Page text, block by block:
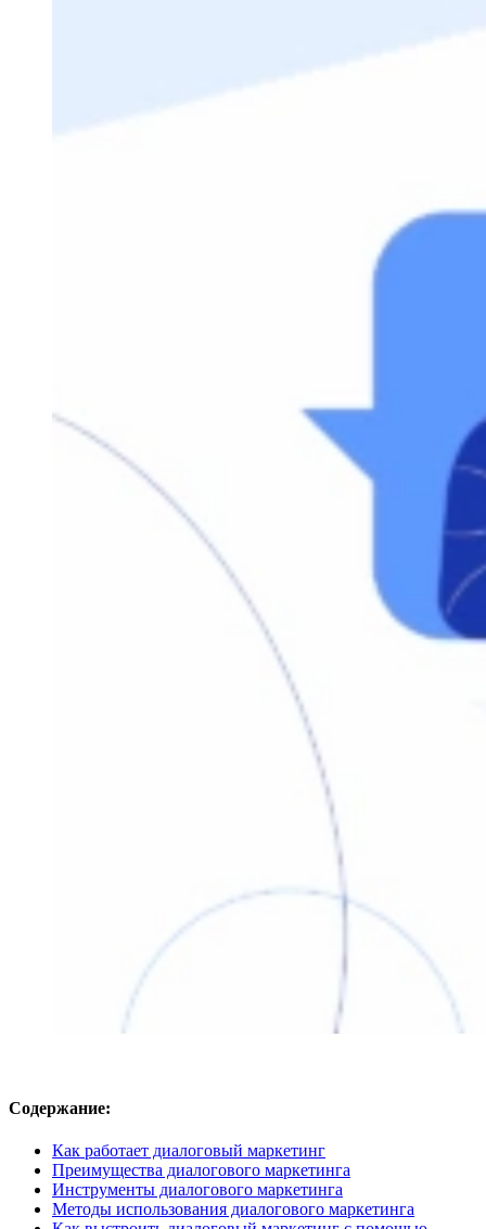
Содержание:
Как работает диалоговый маркетинг
Преимущества диалогового маркетинга
Инструменты диалогового маркетинга
Методы использования диалогового маркетинга